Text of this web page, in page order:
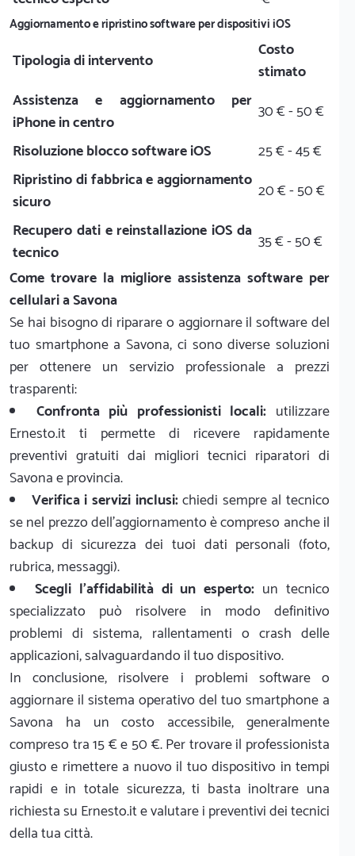
Aggiornamento e ripristino software per dispositivi iOS
Tipologia di intervento
Costo
stimato
Assistenza e aggiornamento per
iPhone in centro
30 € - 50 €
Risoluzione blocco software iOS
25 € - 45 €
Ripristino di fabbrica e aggiornamento
sicuro
20 € - 50 €
Recupero dati e reinstallazione iOS da
tecnico
35 € - 50 €
Come trovare la migliore assistenza software per
cellulari a Savona
Se hai bisogno di riparare o aggiornare il software del
tuo smartphone a Savona, ci sono diverse soluzioni
per ottenere un servizio professionale a prezzi
trasparenti:
Confronta più professionisti locali: utilizzare
Ernesto.it ti permette di ricevere rapidamente
preventivi gratuiti dai migliori tecnici riparatori di
Savona e provincia.
Verifica i servizi inclusi:chiedi sempre al tecnico
se nel prezzo dell'aggiornamento è compreso anche il
backup di sicurezza dei tuoi dati personali (foto,
rubrica, messaggi).
Scegli l'affidabilità di un esperto: un tecnico
specializzato può risolvere in modo definitivo
problemi di sistema, rallentamenti o crash delle
applicazioni, salvaguardando il tuo dispositivo.
In conclusione, risolvere i problemi software o
aggiornare il sistema operativo del tuo smartphone a
Savona ha un costo accessibile, generalmente
compreso tra 15 € e 50 €. Per trovare il professionista
giusto e rimettere a nuovo il tuo dispositivo in tempi
rapidi e in totale sicurezza, ti basta inoltrare una
richiesta su Ernesto.it e valutare i preventivi dei tecnici
della tua città.